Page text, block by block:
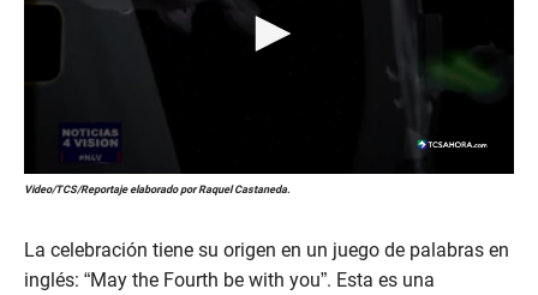
0
s
c
o
n
Video/TCS/Reportaje elaborado por Raquel Castaneda.
La celebración tiene su origen en un juego de palabras en
inglés: “May the Fourth be with you”. Esta es una